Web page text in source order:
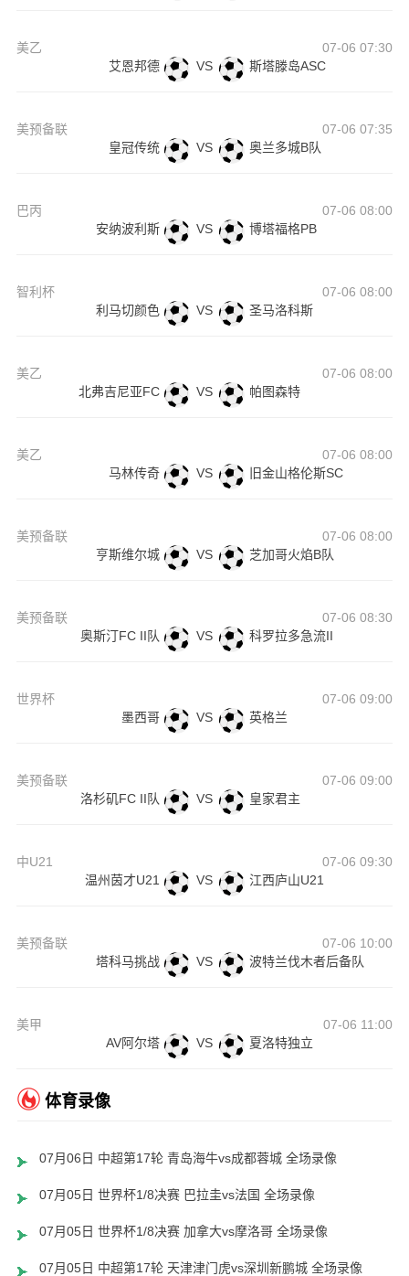
美乙
07-06 07:30
艾恩邦德
VS 斯塔滕岛ASC
美预备联
07-06 07:35
皇冠传统
VS 奥兰多城B队
巴丙
07-06 08:00
安纳波利斯
VS 博塔福格PB
智利杯
07-06 08:00
利马切颜色
VS 圣马洛科斯
美乙
07-06 08:00
北弗吉尼亚FC
VS 帕图森特
美乙
07-06 08:00
马林传奇
VS 旧金山格伦斯SC
美预备联
07-06 08:00
亨斯维尔城
VS 芝加哥火焰B队
美预备联
07-06 08:30
奥斯汀FC II队
VS 科罗拉多急流II
世界杯
07-06 09:00
墨西哥
VS 英格兰
美预备联
07-06 09:00
洛杉矶FC II队
VS 皇家君主
中U21
07-06 09:30
温州茵才U21
VS 江西庐山U21
美预备联
07-06 10:00
塔科马挑战
VS 波特兰伐木者后备队
美甲
07-06 11:00
AV阿尔塔
VS 夏洛特独立
体育录像
07月06日 中超第17轮 青岛海牛vs成都蓉城 全场录像
07月05日 世界杯1/8决赛 巴拉圭vs法国 全场录像
07月05日 世界杯1/8决赛 加拿大vs摩洛哥 全场录像
07月05日 中超第17轮 天津津门虎vs深圳新鹏城 全场录像